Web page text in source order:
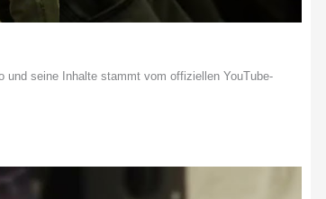
und seine Inhalte stammt vom offiziellen YouTube-